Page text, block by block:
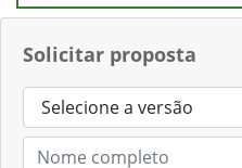
Solicitar proposta